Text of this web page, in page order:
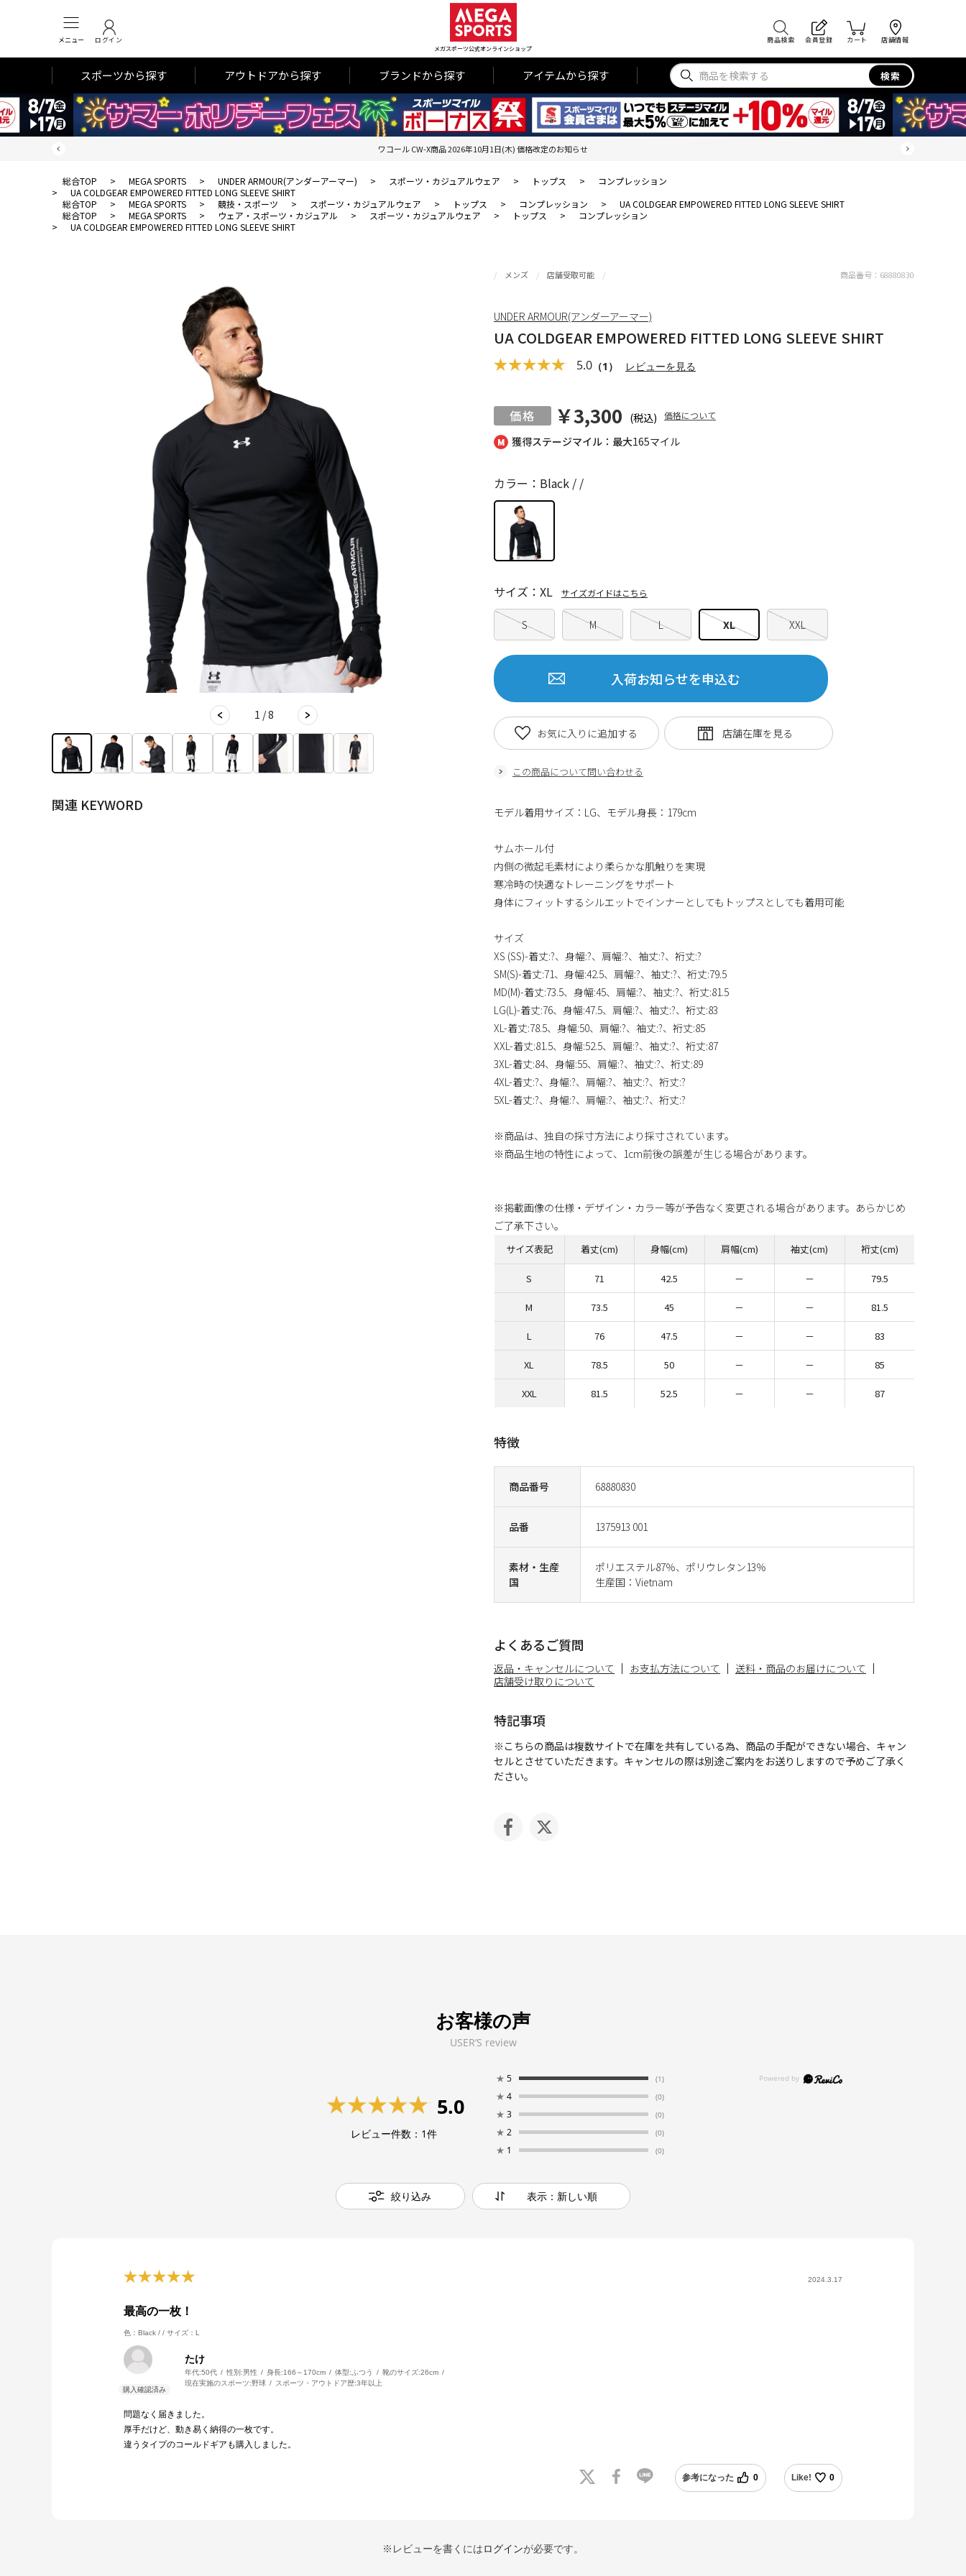
メニュー ログイン
メガスポーツ公式オンラインショップ
商品検索 会員登録 カート 店舗情報
スポーツから探す アウトドアから探す ブランドから探す アイテムから探す 検索
ワコール CW-X商品 2026年10月1日(木) 価格改定のお知らせ
総合TOP > MEGA SPORTS > UNDER ARMOUR(アンダーアーマー) > スポーツ・カジュアルウェア > トップス >
コンプレッション
>
UA COLDGEAR EMPOWERED FITTED LONG SLEEVE SHIRT
総合TOP
> MEGA SPORTS > 競技・スポーツ > スポーツ・カジュアルウェア > トップス > コンプレッション >
UA COLDGEAR EMPOWERED FITTED LONG SLEEVE SHIRT
総合TOP
> MEGA SPORTS > ウェア・スポーツ・カジュアル > スポーツ・カジュアルウェア > トップス >
コンプレッション
>
UA COLDGEAR EMPOWERED FITTED LONG SLEEVE SHIRT
1 / 8
関連 KEYWORD
獲得ステージマイル：最大165マイル
メンズ 店舗受取可能
UA COLDGEAR EMPOWERED FITTED LONG SLEEVE SHIRT
5.0 （1） レビューを見る
￥3,300 (税込) 価格について
商品番号 68880830
品番 1375913 001
素材・生産
国
ポリエステル87％、ポリウレタン13％
生産国：Vietnam
カラー：Black / /
S M L XL XXL
サイズ：XL サイズガイドはこちら
入荷お知らせを申込む
この商品について問い合わせる
お気に入りに追加する
商品番号： 68880830
UNDER ARMOUR(アンダーアーマー)
モデル着用サイズ：LG、モデル身長：179cm
サムホール付
内側の微起毛素材により柔らかな肌触りを実現
寒冷時の快適なトレーニングをサポート
身体にフィットするシルエットでインナーとしてもトップスとしても着用可能
サイズ
XS (SS)-着丈:?、身幅:?、肩幅:?、袖丈:?、裄丈:?
SM(S)-着丈:71、身幅:42.5、肩幅:?、袖丈:?、裄丈:79.5
MD(M)-着丈:73.5、身幅:45、肩幅:?、袖丈:?、裄丈:81.5
LG(L)-着丈:76、身幅:47.5、肩幅:?、袖丈:?、裄丈:83
XL-着丈:78.5、身幅:50、肩幅:?、袖丈:?、裄丈:85
XXL-着丈:81.5、身幅:52.5、肩幅:?、袖丈:?、裄丈:87
3XL-着丈:84、身幅:55、肩幅:?、袖丈:?、裄丈:89
4XL-着丈:?、身幅:?、肩幅:?、袖丈:?、裄丈:?
5XL-着丈:?、身幅:?、肩幅:?、袖丈:?、裄丈:?
※商品は、独自の採寸方法により採寸されています。
※商品生地の特性によって、1cm前後の誤差が生じる場合があります。
※掲載画像の仕様・デザイン・カラー等が予告なく変更される場合があります。あらかじめ
ご了承下さい。
特徴
よくあるご質問
返品・キャンセルについて お支払方法について
送料・商品のお届けについて
店舗受け取りについて
特記事項
※こちらの商品は複数サイトで在庫を共有している為、商品の手配ができない場合、キャン
セルとさせていただきます。キャンセルの際は別途ご案内をお送りしますので予めご了承く
ださい。
サイズ表記 着丈(cm) 身幅(cm) 肩幅(cm) 袖丈(cm) 裄丈(cm)
S 71 42.5 － － 79.5
M 73.5 45 － － 81.5
L 76 47.5 － － 83
XL 78.5 50 － － 85
XXL 81.5 52.5 － － 87
お客様の声
USER’S review
5.0
レビュー件数： 1件
★ 5 (1)
★ 4 (0)
★ 3 (0)
★ 2 (0)
★ 1 (0)
絞り込み 表示：新しい順
2024.3.17
最高の一枚！
色：Black / / サイズ：L
たけ
年代:50代 性別:男性 身長:166～170cm 体型: ふつう 靴のサイズ:26cm
現在実施のスポーツ:野球 スポーツ・アウトドア歴:3年以上
問題なく届きました。
厚手だけど、動き易く納得の一枚です。
違うタイプのコールドギアも購入しました。
参考になった 0 Like! 0
※レビューを書くにはログインが必要です。